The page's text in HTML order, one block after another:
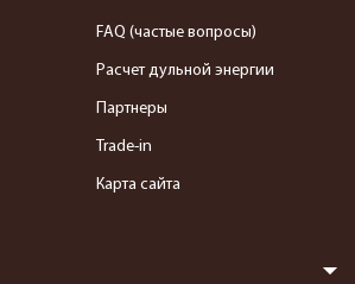
FAQ (частые вопросы)
Расчет дульной энергии
Партнеры
Trade-in
Карта сайта